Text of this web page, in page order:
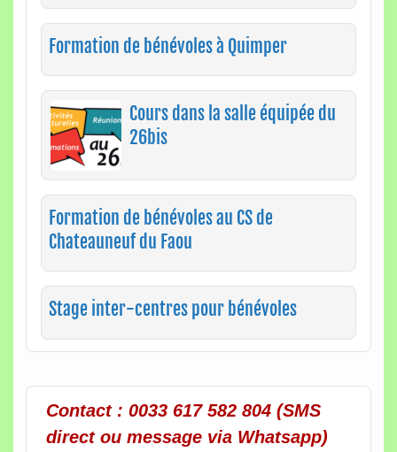
Formation de bénévoles à Quimper
Cours dans la salle équipée du
26bis
Formation de bénévoles au CS de
Chateauneuf du Faou
Stage inter-centres pour bénévoles
Contact : 0033 617 582 804 (SMS
direct ou message via Whatsapp)